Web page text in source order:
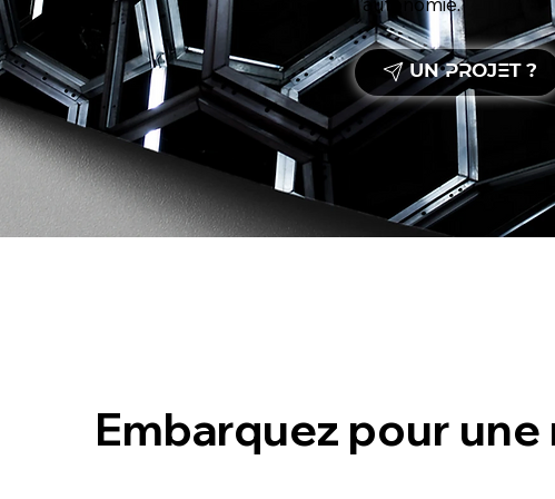
UN PROJET ?
Embarquez pour